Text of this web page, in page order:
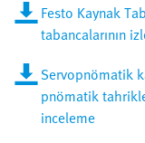
Festo Kaynak
tabancalarının
Servopnömatik
pnömatik
inceleme